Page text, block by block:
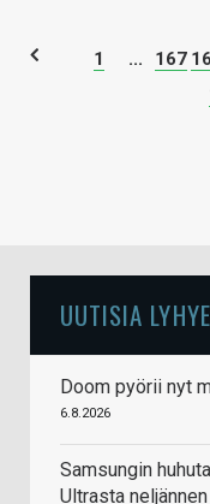
1 ... 167
UUTISIA
Doom pyörii nyt
6.8.2026
Samsungin
Ultrasta